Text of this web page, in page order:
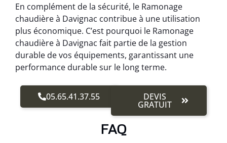
En complément de la sécurité, le Ramonage
chaudière à Davignac contribue à une utilisation
plus économique. C’est pourquoi le Ramonage
chaudière à Davignac fait partie de la gestion
durable de vos équipements, garantissant une
performance durable sur le long terme.
05.65.41.37.55 DEVIS
GRATUIT
FAQ